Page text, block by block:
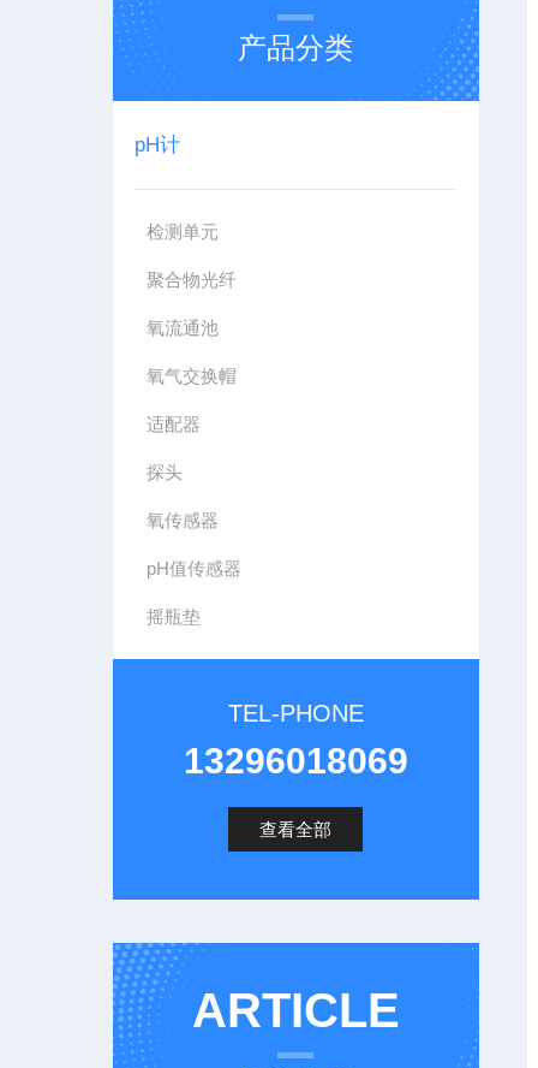
产品分类
pH计
检测单元
聚合物光纤
氧流通池
氧气交换帽
适配器
探头
氧传感器
pH值传感器
摇瓶垫
TEL-PHONE
13296018069
查看全部
ARTICLE